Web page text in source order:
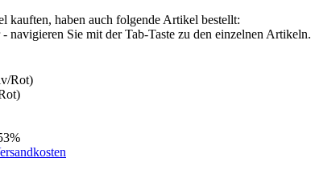
kauften, haben auch folgende Artikel bestellt:
navigieren Sie mit der Tab-Taste zu den einzelnen Artikeln.